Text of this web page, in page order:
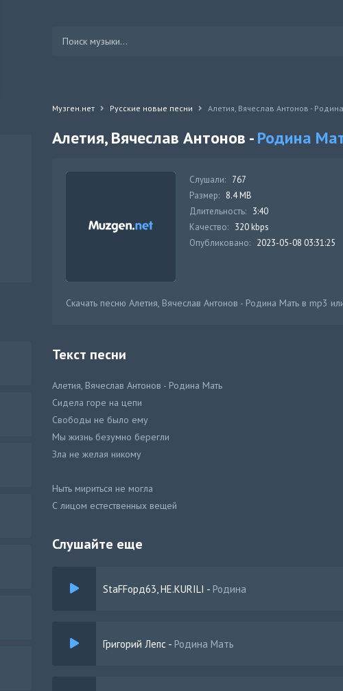
Музген.нет Русские новые песни Алетия, Вячеслав Антонов -
Алетия, Вячеслав Антонов -Родина
Слушали: 767
Размер: 8.4 MB
Длительность: 3:40
Качество: 320 kbps
Опубликовано: 2023-05-08 03:31:25
Скачать песню Алетия, Вячеслав Антонов - Родина Мать в mp3
Текст песни
Алетия, Вячеслав Антонов - Родина Мать
Сидела горе на цепи
Свободы не было ему
Мы жизнь безумно берегли
Зла не желая никому
Ныть мириться не могла
С лицом естественных вещей
Во Слава будущих смертей
Её защищать
Слушайте еще
StaFFорд63, НЕ.KURILI - Родина
Григорий Лепс - Родина Мать